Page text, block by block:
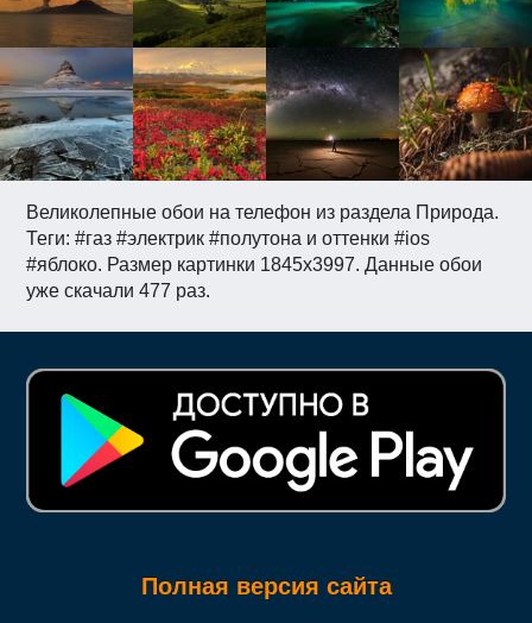
Великолепные обои на телефон из раздела Природа.
Теги: #газ #электрик #полутона и оттенки #ios
#яблоко. Размер картинки 1845x3997. Данные обои
уже скачали 477 раз.
Полная версия сайта